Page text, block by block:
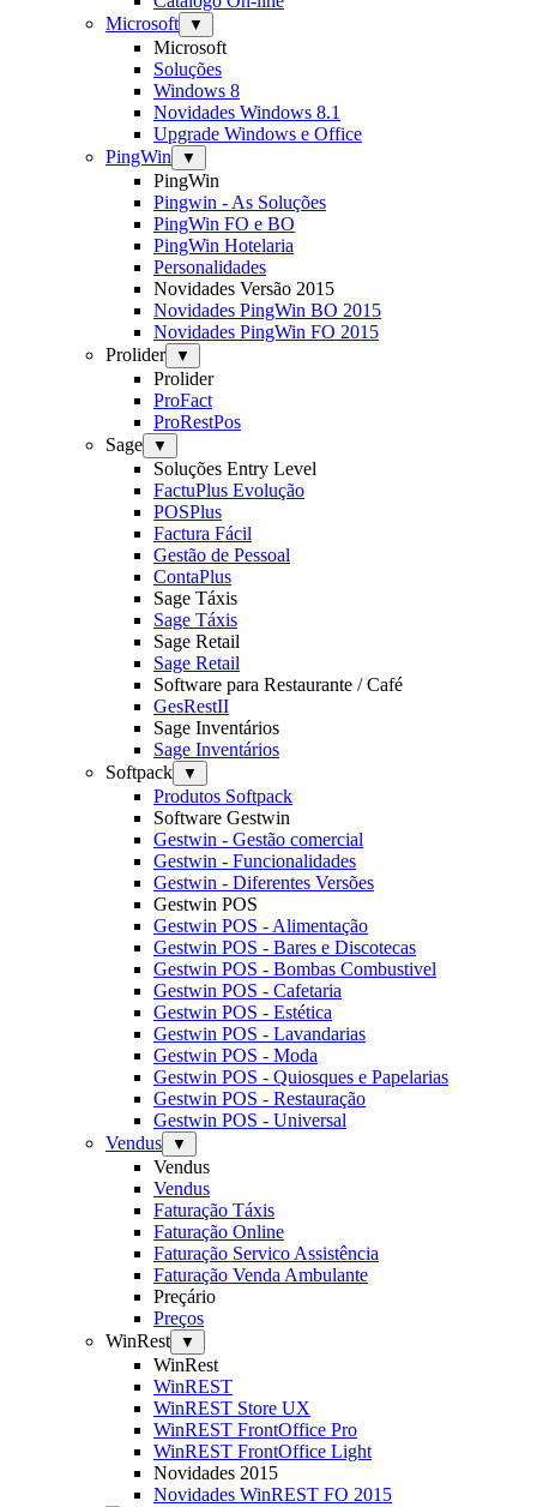
Microsoft
▼
Microsoft
Soluções
Windows 8
Novidades Windows 8.1
Upgrade Windows e Office
PingWin
▼
PingWin
Pingwin - As Soluções
PingWin FO e BO
PingWin Hotelaria
Personalidades
Novidades Versão 2015
Novidades PingWin BO 2015
Novidades PingWin FO 2015
Prolider
▼
Prolider
ProFact
ProRestPos
Sage
▼
Soluções Entry Level
FactuPlus Evolução
POSPlus
Factura Fácil
Gestão de Pessoal
ContaPlus
Sage Táxis
Sage Táxis
Sage Retail
Sage Retail
Software para Restaurante / Café
GesRestII
Sage Inventários
Sage Inventários
Softpack
▼
Produtos Softpack
Software Gestwin
Gestwin - Gestão comercial
Gestwin - Funcionalidades
Gestwin - Diferentes Versões
Gestwin POS
Gestwin POS - Alimentação
Gestwin POS - Bares e Discotecas
Gestwin POS - Bombas Combustivel
Gestwin POS - Cafetaria
Gestwin POS - Estética
Gestwin POS - Lavandarias
Gestwin POS - Moda
Gestwin POS - Quiosques e Papelarias
Gestwin POS - Restauração
Gestwin POS - Universal
Vendus
▼
Vendus
Vendus
Faturação Táxis
Faturação Online
Faturação Servico Assistência
Faturação Venda Ambulante
Preçário
Preços
WinRest
▼
WinRest
WinREST
WinREST Store UX
WinREST FrontOffice Pro
WinREST FrontOffice Light
Novidades 2015
Novidades WinREST FO 2015